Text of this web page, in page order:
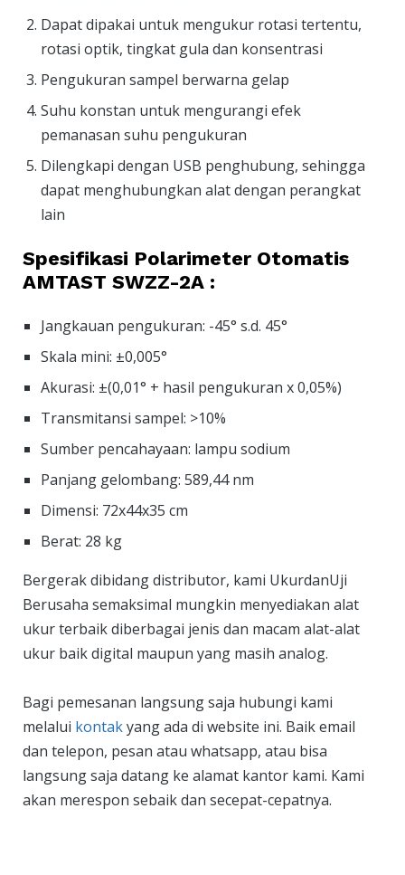
Dapat dipakai untuk mengukur rotasi tertentu,
rotasi optik, tingkat gula dan konsentrasi
Pengukuran sampel berwarna gelap
Suhu konstan untuk mengurangi efek
pemanasan suhu pengukuran
Dilengkapi dengan USB penghubung, sehingga
dapat menghubungkan alat dengan perangkat
lain
Spesifikasi Polarimeter Otomatis
AMTAST SWZZ-2A :
Jangkauan pengukuran: -45° s.d. 45°
Skala mini: ±0,005°
Akurasi: ±(0,01° + hasil pengukuran x 0,05%)
Transmitansi sampel: >10%
Sumber pencahayaan: lampu sodium
Panjang gelombang: 589,44 nm
Dimensi: 72x44x35 cm
Berat: 28 kg
Bergerak dibidang distributor, kami UkurdanUji
Berusaha semaksimal mungkin menyediakan alat
ukur terbaik diberbagai jenis dan macam alat-alat
ukur baik digital maupun yang masih analog.
Bagi pemesanan langsung saja hubungi kami
melalui kontakyang ada di website ini. Baik email
dan telepon, pesan atau whatsapp, atau bisa
langsung saja datang ke alamat kantor kami. Kami
akan merespon sebaik dan secepat-cepatnya.